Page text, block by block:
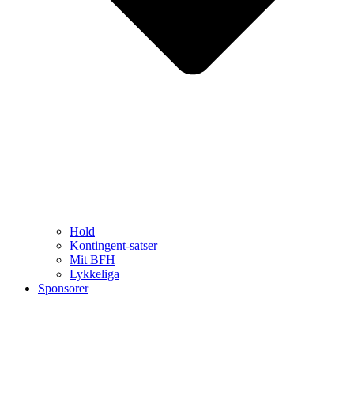
Hold
Kontingent-satser
Mit BFH
Lykkeliga
Sponsorer